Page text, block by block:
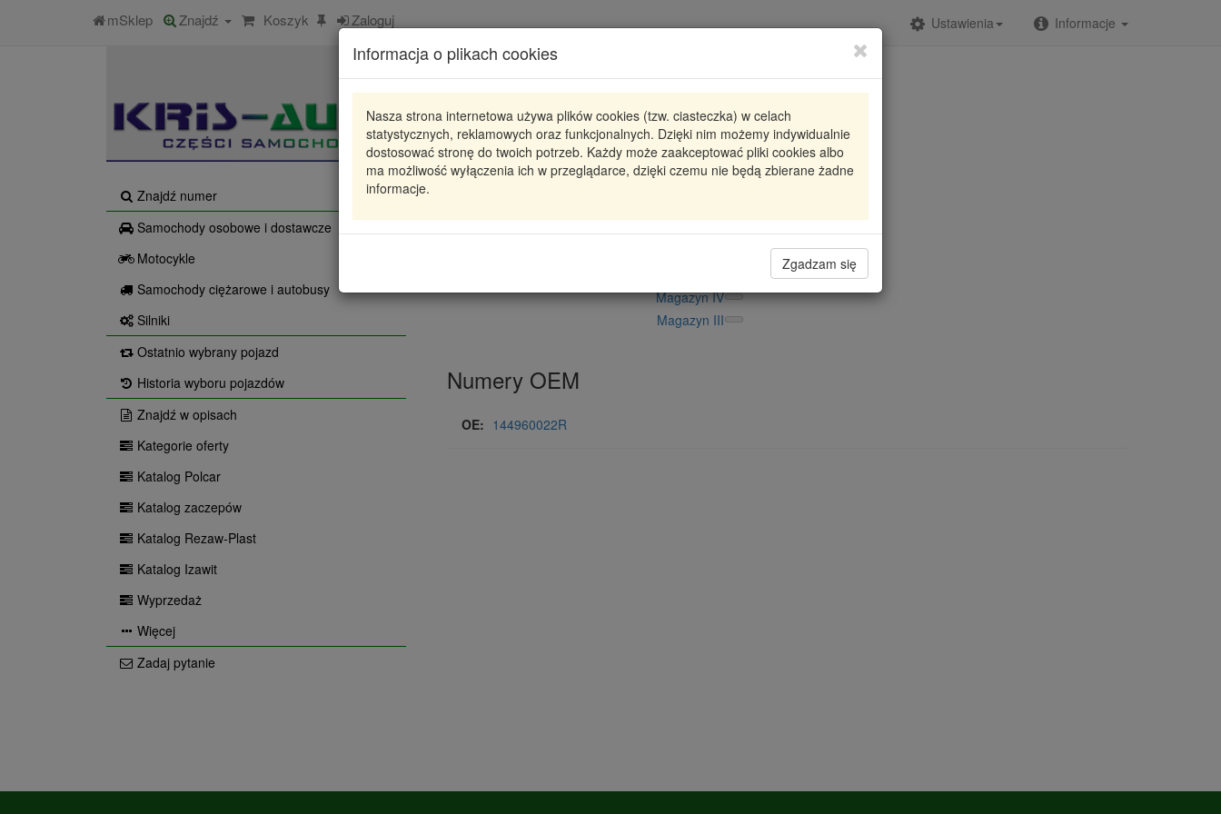
mSklep Znajdź Koszyk Zaloguj Informacje
Ustawienia
Informacja o plikach cookies
Nasza strona internetowa używa plików cookies (tzw. ciasteczka) w celach
statystycznych, reklamowych oraz funkcjonalnych. Dzięki nim możemy indywidualnie
dostosować stronę do twoich potrzeb. Każdy może zaakceptować pliki cookies albo
ma możliwość wyłączenia ich w przeglądarce, dzięki czemu nie będą zbierane żadne
informacje.
Zgadzam się
Znajdź numer
Samochody osobowe i dostawcze
Motocykle
Samochody ciężarowe i autobusy
Silniki
Ostatnio wybrany pojazd
Historia wyboru pojazdów
Znajdź w opisach
Kategorie oferty
Katalog Polcar
Katalog zaczepów
Katalog Rezaw-Plast
Katalog Izawit
Wyprzedaż
Więcej
Zadaj pytanie
Karta produktu
818870 VALEO
818870 VALCHŁODNICA POWIETRZA RENAULT
Radzyń 0
Magazyn IV
Magazyn III
Numery OEM
OE: 144960022R